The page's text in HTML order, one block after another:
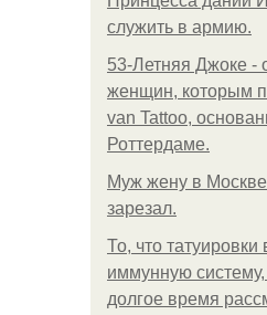
служить в армию.
53-Летняя Джоке -
женщин, которым
van Tattoo,
Роттердаме.
Mуж жену в
зарезал.
То, что татуировки
иммунную
долгое время